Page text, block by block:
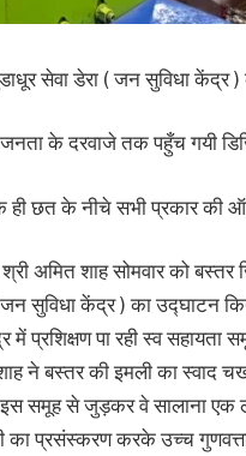
सेवा डेरा ( जन सुविधा केंद्र
जनता के दरवाजे तक पहुँच गयी
ही छत के नीचे सभी प्रकार की
श्री अमित शाह सोमवार को
जन सुविधा केंद्र ) का उद्घाटन
प्रशिक्षण पा रही स्व सहायता
ने बस्तर की इमली का स्वाद
इस समूह से जुड़कर वे सालाना
का प्रसंस्करण करके उच्च